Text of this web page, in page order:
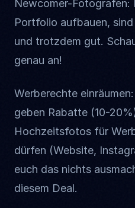
Newcomer-Fotografen:
Portfolio aufbauen,
und trotzdem gut.
genau an!
Werberechte
geben Rabatte (10-
Hochzeitsfotos für
dürfen (Website,
euch das nichts
diesem Deal.